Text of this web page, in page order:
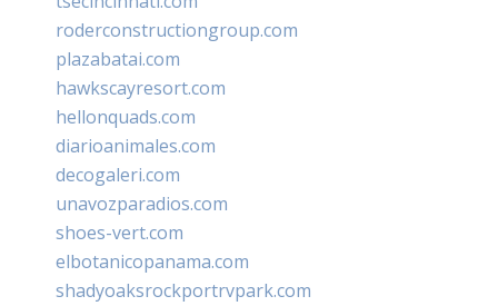
roderconstructiongroup.com
plazabatai.com
hawkscayresort.com
hellonquads.com
diarioanimales.com
decogaleri.com
unavozparadios.com
shoes-vert.com
elbotanicopanama.com
shadyoaksrockportrvpark.com